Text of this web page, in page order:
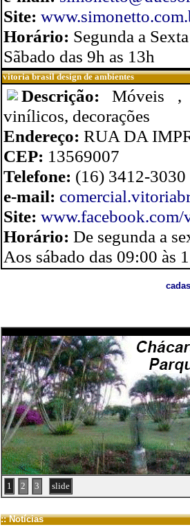
Site:
Horário: Segunda a
Sãbado das 9h as 13h
vitoria brasil design de ambientes
Descrição:Móveis ,
vinílicos, decorações
Endereço: RUA DA
CEP: 13569007
Telefone: (16) 3412-3030
e-mail:
Site:
Horário: De segunda a
Aos sábado das 09:00 às
1 2 3 slide
:: Notícias